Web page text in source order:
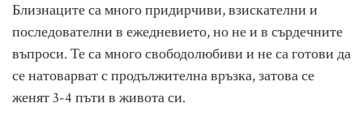
Близнаците са много придирчиви, взискателни и
последователни в ежедневието, но не и в сърдечните
въпроси. Те са много свободолюбиви и не са готови да
се натоварват с продължителна връзка, затова се
женят 3-4 пъти в живота си.